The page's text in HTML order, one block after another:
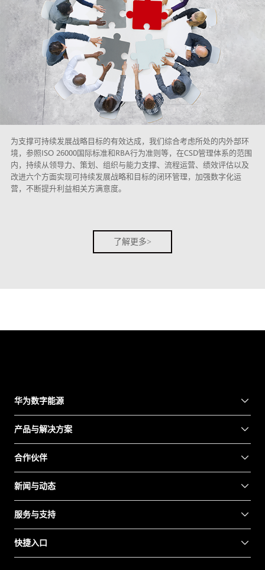
为支撑可持续发展战略目标的有效达成，我们综合考虑所处的内外部环
境，参照ISO 26000国际标准和RBA行为准则等，在CSD管理体系的范围
内，持续从领导力、策划、组织与能力支撑、流程运营、绩效评估以及
改进六个方面实现可持续发展战略和目标的闭环管理，加强数字化运
营，不断提升利益相关方满意度。
了解更多
华为数字能源
产品与解决方案
合作伙伴
新闻与动态
服务与支持
快捷入口